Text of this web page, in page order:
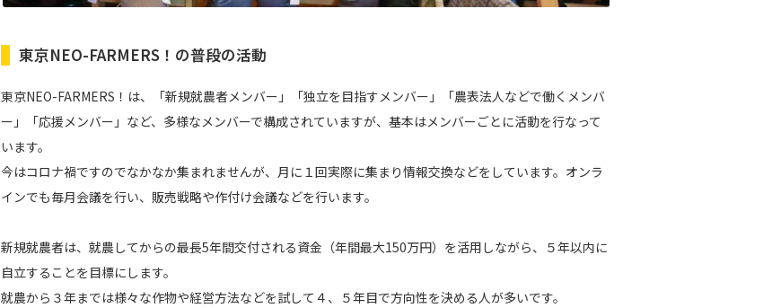
東京NEO-FARMERS！の普段の活動
東京NEO-FARMERS！は、「新規就農者メンバー」「独立を目指すメンバー」「農表法人などで働くメンバ
ー」「応援メンバー」など、多様なメンバーで構成されていますが、基本はメンバーごとに活動を行なって
います。
今はコロナ禍ですのでなかなか集まれませんが、月に１回実際に集まり情報交換などをしています。オンラ
インでも毎月会議を行い、販売戦略や作付け会議などを行います。
新規就農者は、就農してからの最長5年間交付される資金（年間最大150万円）を活用しながら、５年以内に
自立することを目標にします。
就農から３年までは様々な作物や経営方法などを試して４、５年目で方向性を決める人が多いです。